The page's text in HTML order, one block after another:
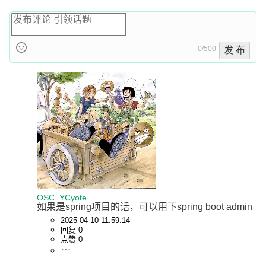
0/500 发 布
OSC_YCyote
如果是spring项目的话，可以用下spring boot admin
2025-04-10 11:59:14
回复 0
点赞 0